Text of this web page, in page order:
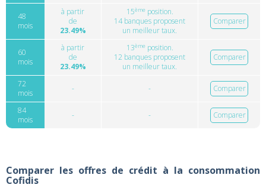
48
mois
à partir
de
23.49%
15èmeposition.
14 banques proposent
un meilleur taux.
Comparer
60
mois
à partir
de
23.49%
13èmeposition.
12 banques proposent
un meilleur taux.
Comparer
72
mois
- - Comparer
84
mois
- - Comparer
Comparer les offres de crédit à la consommation
Cofidis